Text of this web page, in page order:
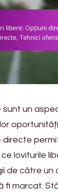
sunt un
directe
loviturile
de către un
fi marcat.